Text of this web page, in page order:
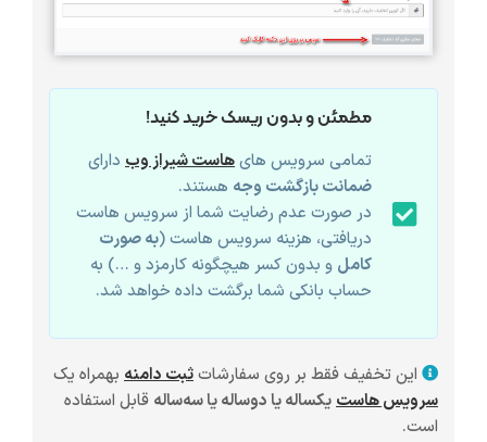
مطمئن و بدون ریسک خرید کنید!
تمامی سرویس هایهاست شیراز وب دارای
ضمانت بازگشت وجه هستند.
در صورت عدم رضایت شما از سرویس هاست
دریافتی، هزینه سرویس هاست (به صورت
کامل و بدون کسر هیچگونه کارمزد و …) به
حساب بانکی شما برگشت داده خواهد شد.
این تخفیف فقط بر روی سفارشاتثبت دامنه بهمراه یک
سرویس هاستیکساله یا دوساله یا سه‌ساله قابل استفاده
است.